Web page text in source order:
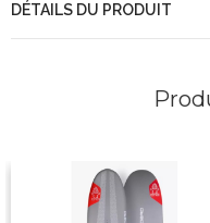
DÉTAILS DU PRODUIT